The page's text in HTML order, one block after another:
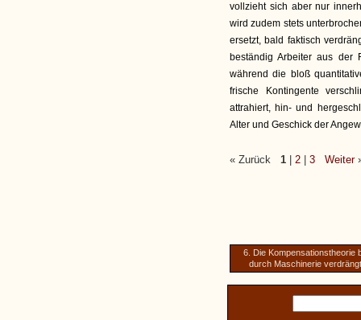
vollzieht sich aber nur
wird zudem stets
ersetzt, bald faktisch
beständig Arbeiter aus der
während die bloß
frische Kontingente
attrahiert, hin- und
Alter und Geschick der
« Zurück 1 2 3 Weiter
6. Die Kompensationstheorie
durch Maschinerie